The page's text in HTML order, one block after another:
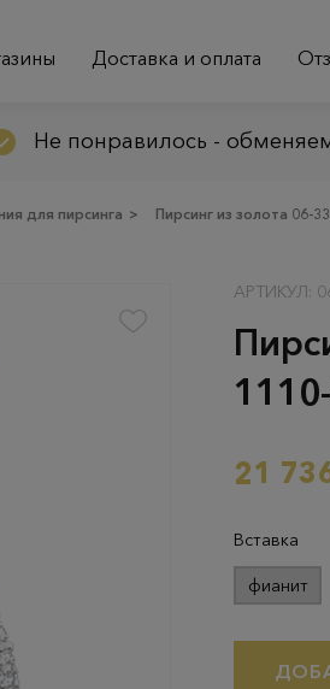
Доставка и оплата
Не понравилось -
для пирсинга > Пирсинг из золота 06-
АРТИКУЛ:
21
Вставка
фианит